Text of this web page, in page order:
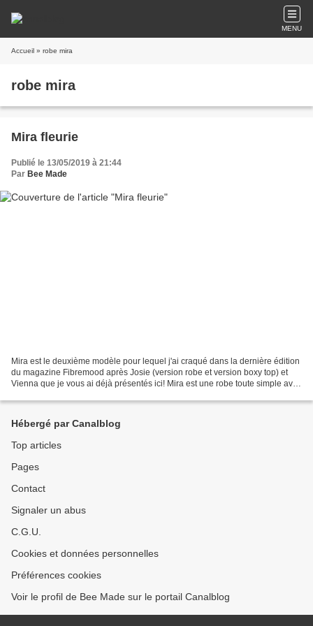
MENU
Accueil » robe mira
robe mira
Mira fleurie
Publié le 13/05/2019 à 21:44
Par Bee Made
Mira est le deuxième modèle pour lequel j'ai craqué dans la dernière édition
du magazine Fibremood après Josie (version robe et version boxy top) et
Vienna que je vous ai déjà présentés ici! Mira est une robe toute simple avec
Hébergé par Canalblog
Top articles
Pages
Contact
Signaler un abus
C.G.U.
Cookies et données personnelles
Préférences cookies
Voir le profil de Bee Made sur le portail Canalblog